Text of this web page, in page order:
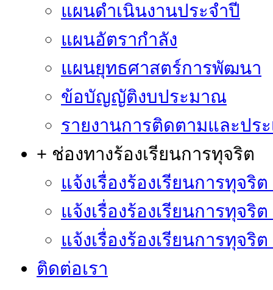
แผนดำเนินงานประจำปี
แผนอัตรากำลัง
แผนยุทธศาสตร์การพัฒนา
ข้อบัญญัติงบประมาณ
รายงานการติดตามและปร
+ ช่องทางร้องเรียนการทุจริต
แจ้งเรื่องร้องเรียนการทุจริ
แจ้งเรื่องร้องเรียนการทุจริ
แจ้งเรื่องร้องเรียนการทุจริ
ติดต่อเรา